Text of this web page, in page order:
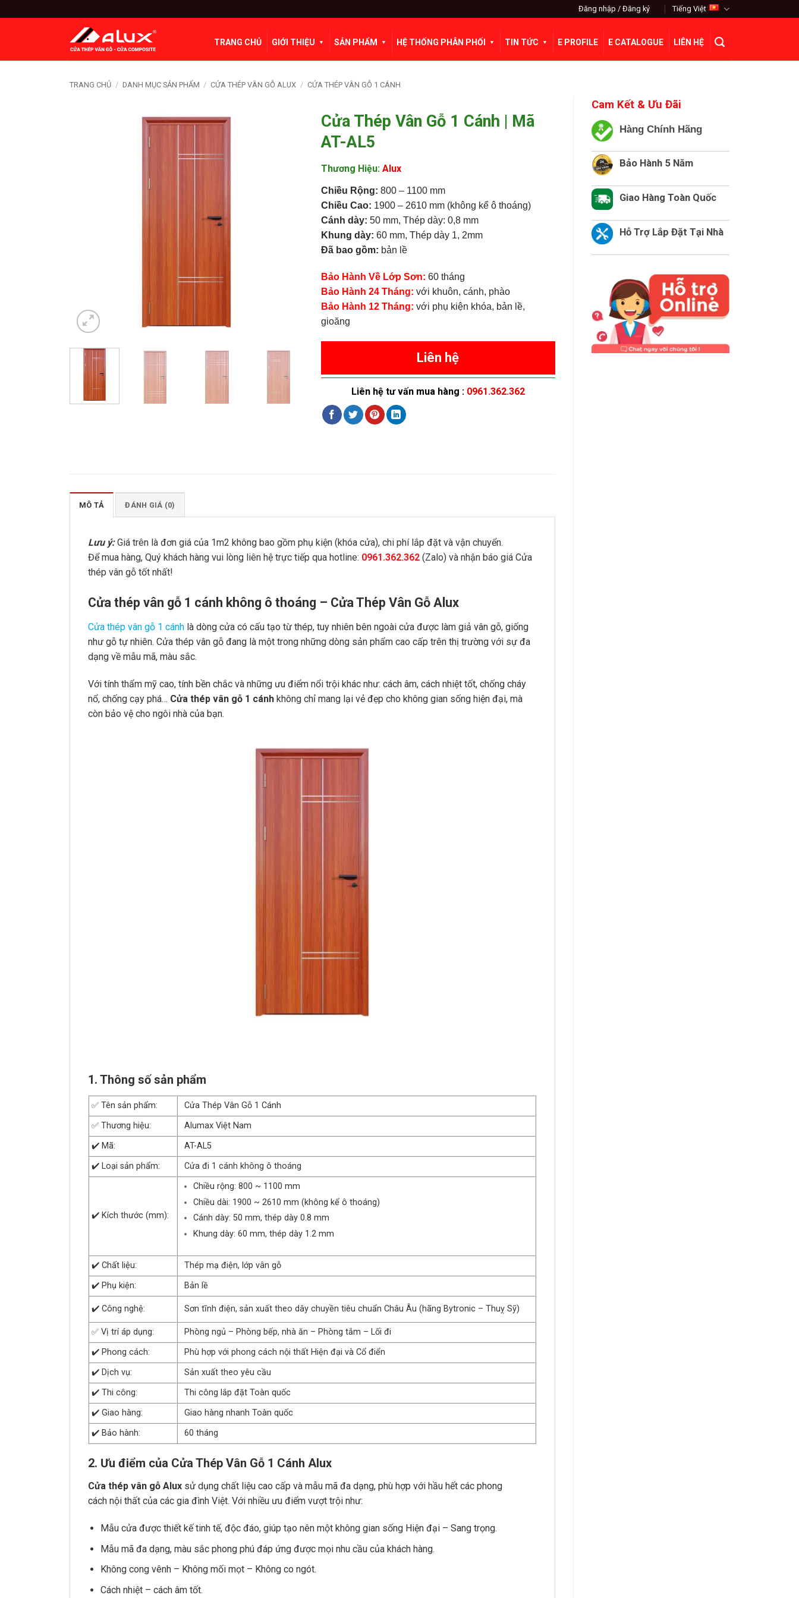
qua
Đăng nhập / Đăng ký Tiếng Việt
TRANG CHỦ GIỚI THIỆU SẢN PHẨM HỆ THỐNG PHÂN PHỐI TIN TỨC E PROFILE E CATALOGUE LIÊN HỆ
TRANG CHỦ / DANH MỤC SẢN PHẨM / CỬA THÉP VÂN GỖ ALUX / CỬA THÉP VÂN GỖ 1 CÁNH
Cam Kết & Ưu Đãi
Hàng Chính Hãng
Bảo Hành 5 Năm
Giao Hàng Toàn Quốc
Hỗ Trợ Lắp Đặt Tại Nhà
Cửa Thép Vân Gỗ 1 Cánh | Mã
AT-AL5
Thương Hiệu:Alux
Chiều Rộng: 800 – 1100 mm
Chiều Cao: 1900 – 2610 mm (không kể ô thoáng)
Cánh dày: 50 mm, Thép dày: 0,8 mm
Khung dày: 60 mm, Thép dày 1, 2mm
Đã bao gồm: bản lề
Bảo Hành Về Lớp Sơn: 60 tháng
Bảo Hành 24 Tháng: với khuôn, cánh, phào
Bảo Hành 12 Tháng: với phụ kiện khóa, bản lề,
gioăng
Liên hệ
Liên hệ tư vấn mua hàng : 0961.362.362
MÔ TẢ ĐÁNH GIÁ (0)
Lưu ý: Giá trên là đơn giá của 1m2 không bao gồm phụ kiện (khóa cửa), chi phí lắp đặt và vận chuyển.
Để mua hàng, Quý khách hàng vui lòng liên hệ trực tiếp qua hotline: 0961.362.362 (Zalo) và nhận báo giá Cửa
thép vân gỗ tốt nhất!
Cửa thép vân gỗ 1 cánh không ô thoáng – Cửa Thép Vân Gỗ Alux
Cửa thép vân gỗ 1 cánh là dòng cửa có cấu tạo từ thép, tuy nhiên bên ngoài cửa được làm giả vân gỗ, giống
như gỗ tự nhiên. Cửa thép vân gỗ đang là một trong những dòng sản phẩm cao cấp trên thị trường với sự đa
dạng về mẫu mã, màu sắc.
Với tính thẩm mỹ cao, tính bền chắc và những ưu điểm nổi trội khác như: cách âm, cách nhiệt tốt, chống cháy
nổ, chống cạy phá… Cửa thép vân gỗ 1 cánh không chỉ mang lại vẻ đẹp cho không gian sống hiện đại, mà
còn bảo vệ cho ngôi nhà của bạn.
1. Thông số sản phẩm
✅ Tên sản phẩm:
Cửa Thép Vân Gỗ 1 Cánh
✅ Thương hiệu:
Alumax Việt Nam
✔️ Mã:
AT-AL5
✔️ Loại sản phẩm:
Cửa đi 1 cánh không ô thoáng
✔️ Kích thước (mm):
Chiều rộng: 800 ~ 1100 mm
Chiều dài: 1900 ~ 2610 mm (không kể ô thoáng)
Cánh dày: 50 mm, thép dày 0.8 mm
Khung dày: 60 mm, thép dày 1.2 mm
✔️ Chất liệu:
Thép mạ điện, lớp vân gỗ
✔️ Phụ kiện:
Bản lề
✔️ Công nghệ: Sơn tĩnh điện, sản xuất theo dây chuyền tiêu chuẩn Châu Âu (hãng Bytronic – Thuỵ Sỹ)
✅ Vị trí áp dụng:
Phòng ngủ – Phòng bếp, nhà ăn – Phòng tắm – Lối đi
✔️ Phong cách:
Phù hợp với phong cách nội thất Hiện đại và Cổ điển
✔️ Dịch vụ:
Sản xuất theo yêu cầu
✔️ Thi công:
Thi công lắp đặt Toàn quốc
✔️ Giao hàng:
Giao hàng nhanh Toàn quốc
✔️ Bảo hành:
60 tháng
2. Ưu điểm của Cửa Thép Vân Gỗ 1 Cánh Alux
Cửa thép vân gỗ Alux sử dụng chất liệu cao cấp và mẫu mã đa dạng, phù hợp với hầu hết các phong
cách nội thất của các gia đình Việt. Với nhiều ưu điểm vượt trội như:
Mẫu cửa được thiết kế tinh tế, độc đáo, giúp tạo nên một không gian sống Hiện đại – Sang trọng.
Mẫu mã đa dạng, màu sắc phong phú đáp ứng được mọi nhu cầu của khách hàng.
Không cong vênh – Không mối mọt – Không co ngót.
Cách nhiệt – cách âm tốt.